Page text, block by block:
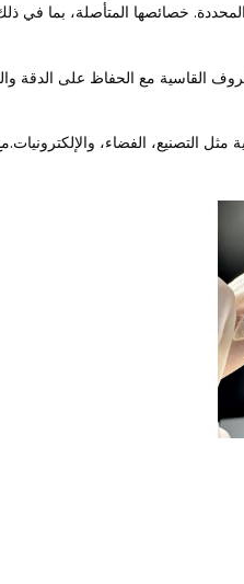
خصائصها المتأصلة، بما في
مع الحفاظ على الدقة
التصنيع، الفضاء،